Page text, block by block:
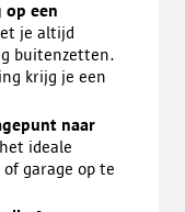
op een
je altijd
buitenzetten.
krijg je een
naar
ideale
garage op te